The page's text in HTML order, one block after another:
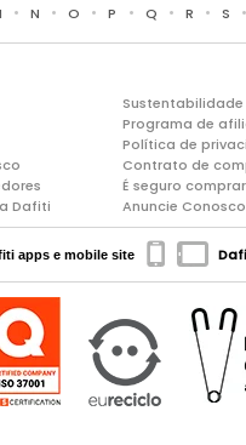
• N • O • P • Q • R • S •
Dafiti
Sustentabilidade
Programa de
Política de
Contrato de
É seguro
Anuncie Conosco
apps e mobile site